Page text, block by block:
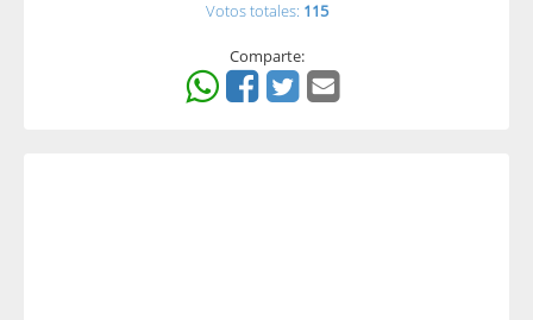
Votos totales: 115
Comparte: